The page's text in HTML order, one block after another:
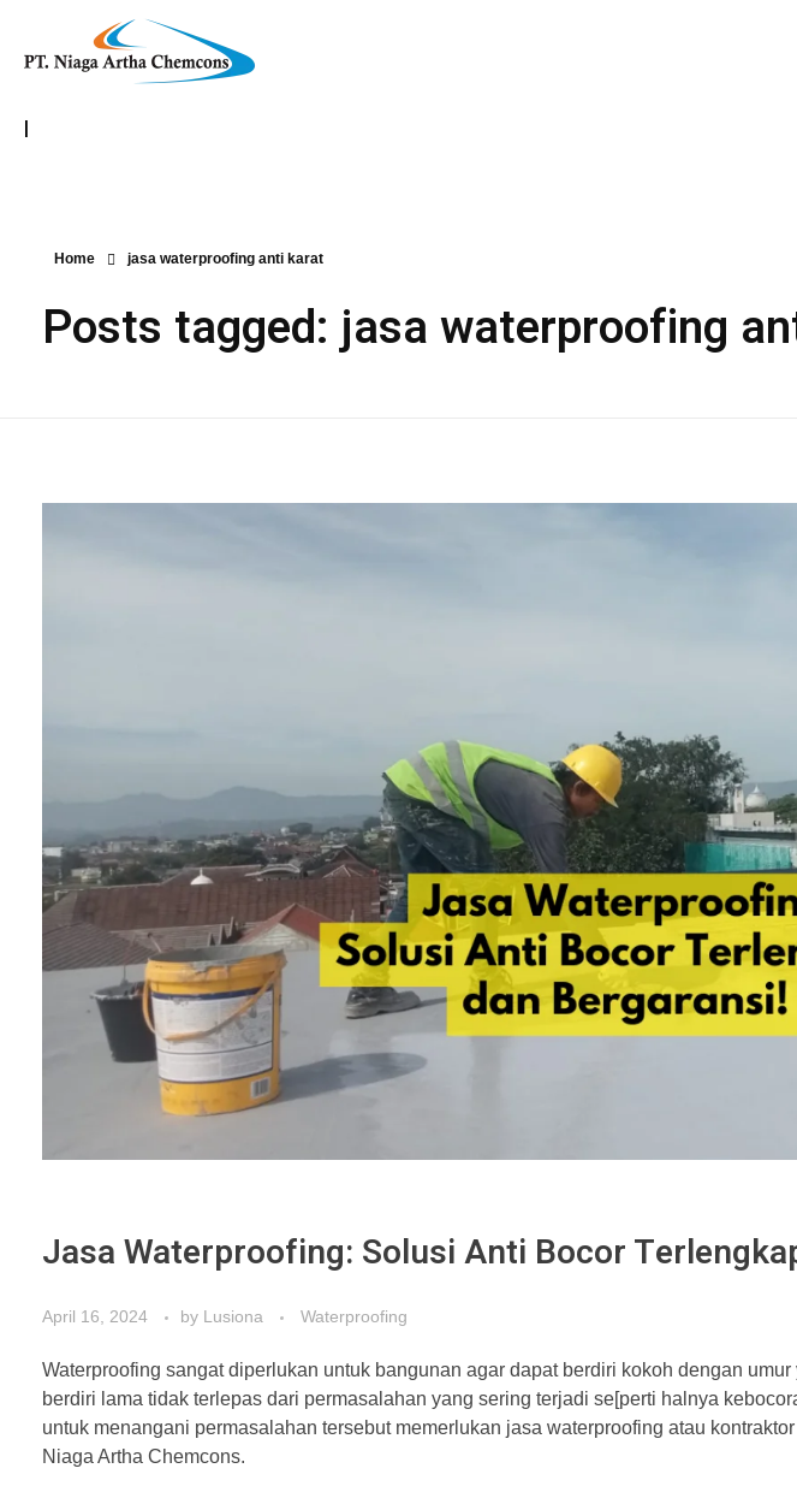
|
Home jasa waterproofing anti karat
Posts tagged: jasa waterproofing
Jasa Waterproofing: Solusi Anti Bocor
April 16, 2024 by Lusiona Waterproofing
Waterproofing sangat diperlukan untuk bangunan agar dapat berdiri kokoh dengan
berdiri lama tidak terlepas dari permasalahan yang sering terjadi se[perti halnya
untuk menangani permasalahan tersebut memerlukan jasa waterproofing atau
Niaga Artha Chemcons.